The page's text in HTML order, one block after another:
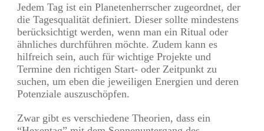
Jedem Tag ist ein Planetenherrscher zugeordnet, der
die Tagesqualität definiert. Dieser sollte mindestens
berücksichtigt werden, wenn man ein Ritual oder
ähnliches durchführen möchte. Zudem kann es
hilfreich sein, auch für wichtige Projekte und
Termine den richtigen Start- oder Zeitpunkt zu
suchen, um eben die jeweiligen Energien und deren
Potenziale auszuschöpfen.
Zwar gibt es verschiedene Theorien, dass ein